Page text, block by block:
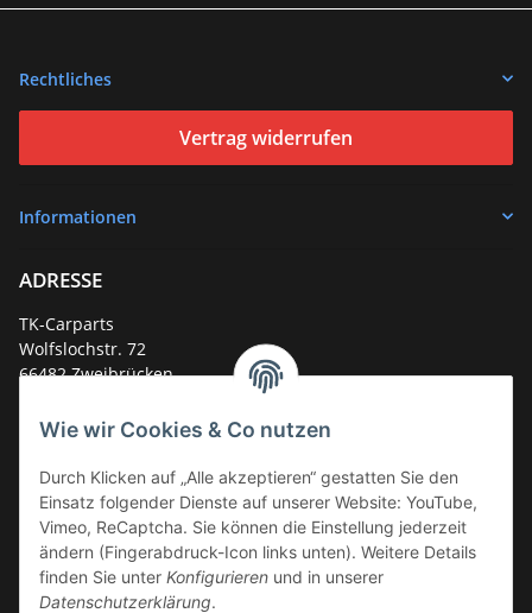
Wie wir Cookies & Co nutzen
Durch Klicken auf „Alle akzeptieren“ gestatten Sie den
Einsatz folgender Dienste auf unserer Website: YouTube,
Vimeo, ReCaptcha. Sie können die Einstellung jederzeit
ändern (Fingerabdruck-Icon links unten). Weitere Details
finden Sie unter Konfigurieren und in unserer
Datenschutzerklärung.
Rechtliches
Vertrag widerrufen
Informationen
ADRESSE
TK-Carparts
Wolfslochstr. 72
66482 Zweibrücken
Service-Hotline +49 (0)6332 - 48 58 48
E-Mail:mail@tk-carparts.de
Montag-Donnerstag von 13 bis 16 Uhr